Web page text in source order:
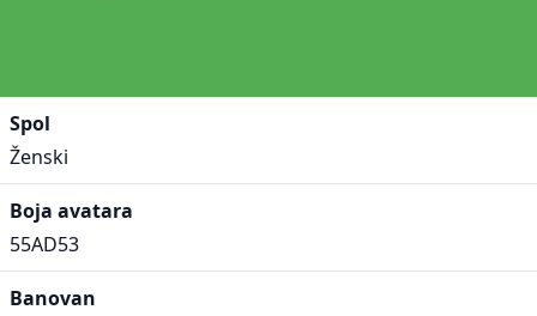
Spol
Ženski
Boja avatara
55AD53
Banovan